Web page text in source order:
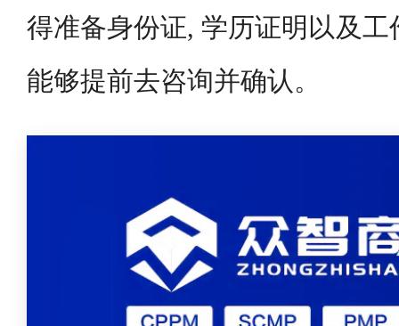
得准备身份证, 学历证明以及
能够提前去咨询并确认。